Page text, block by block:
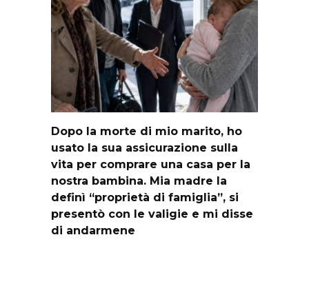
Dopo la morte di mio marito, ho
usato la sua assicurazione sulla
vita per comprare una casa per la
nostra bambina. Mia madre la
definì “proprietà di famiglia”, si
presentò con le valigie e mi disse
di andarmene